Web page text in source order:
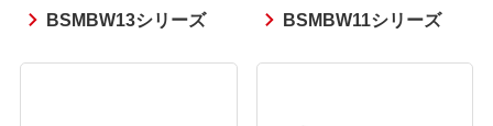
BSMBW13シリーズ BSMBW11シリーズ